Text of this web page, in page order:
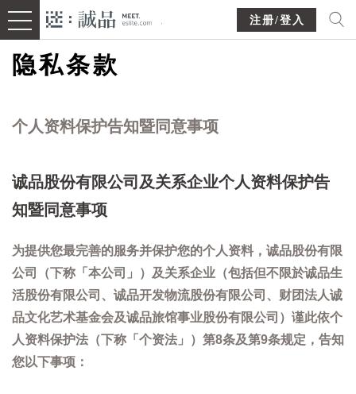
注册/登入
隐私条款
个人资料保护告知暨同意事项
诚品股份有限公司及关系企业个人资料保护告
知暨同意事项
为提供您最完善的服务并保护您的个人资料，诚品股份有限
公司（下称「本公司」）及关系企业（包括但不限於诚品生
活股份有限公司、诚品开发物流股份有限公司、财团法人诚
品文化艺术基金会及诚品旅馆事业股份有限公司）谨此依个
人资料保护法（下称「个资法」）第8条及第9条规定，告知
您以下事项：